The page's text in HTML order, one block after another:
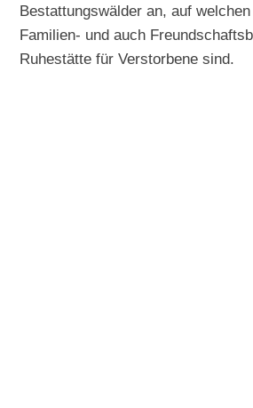
Bestattungswälder an, auf
Familien- und auch
Ruhestätte für Verstorbene sind.